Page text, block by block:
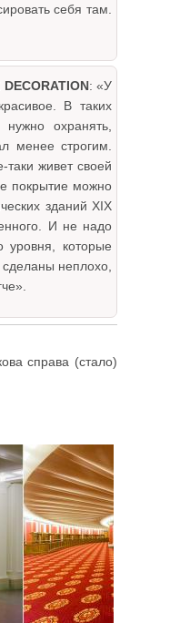
себя там.
: «У
В таких
охранять,
менее строгим.
живет своей
покрытие можно
зданий XIX
И не надо
уровня, которые
неплохо,
справа (стало)